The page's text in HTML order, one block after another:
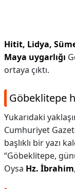
Hitit, Lidya,
Maya uygarlığı
ortaya çıktı.
Göbeklitepe
Yukarıdaki
Cumhuriyet
başlıklı bir yazı
“Göbeklitepe,
Oysa Hz. İbrahim